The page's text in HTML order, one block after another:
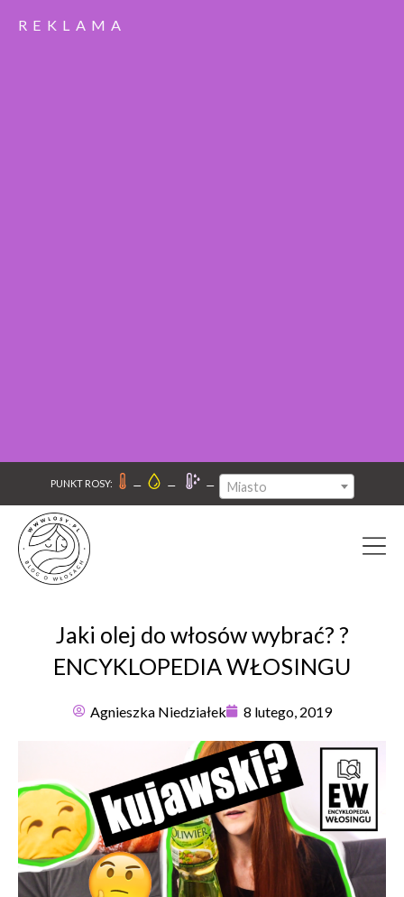
REKLAMA
PUNKT ROSY: – – – Miasto
Jaki olej do włosów wybrać? ?
ENCYKLOPEDIA WŁOSINGU
Agnieszka Niedziałek 8 lutego, 2019